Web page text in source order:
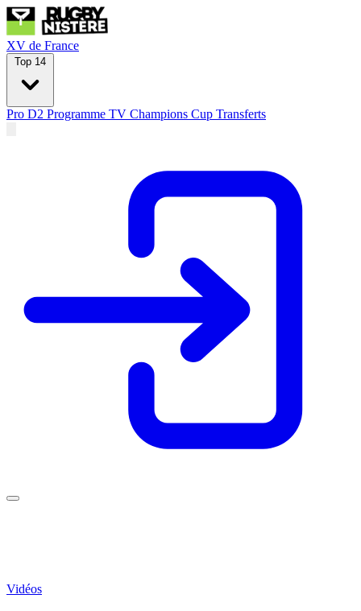
XV de France
Top 14
Pro D2 Programme TV Champions Cup Transferts
Vidéos